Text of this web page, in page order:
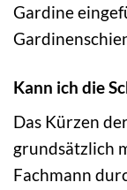
Gardine
Kann ich die
Das Kürzen
grundsätzlich
Fachmann